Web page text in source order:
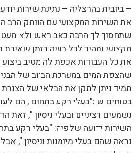
– ביובית בהרצליה – נתינת שירות
את השירות המקצועי עם הוותק הרב
שתחסוך לך הרבה כאב ראש ולא מעט
מקצועי ומהיר לכל בעיה בזמן שאיבת
את כל העבודות אכפת לה מטיב
שהצפת המים במערכת הביוב של
תמיד ניתן לתקן את הבלאי של
בטוחים ש :"בעלי רקע בתחום , הם
נשמעים רציניים ובעלי ניסיון ", זאת
השירות ידועה שלפיה: "בעלי רקע
נראה שהם בעלי מיומנות וניסיון ",